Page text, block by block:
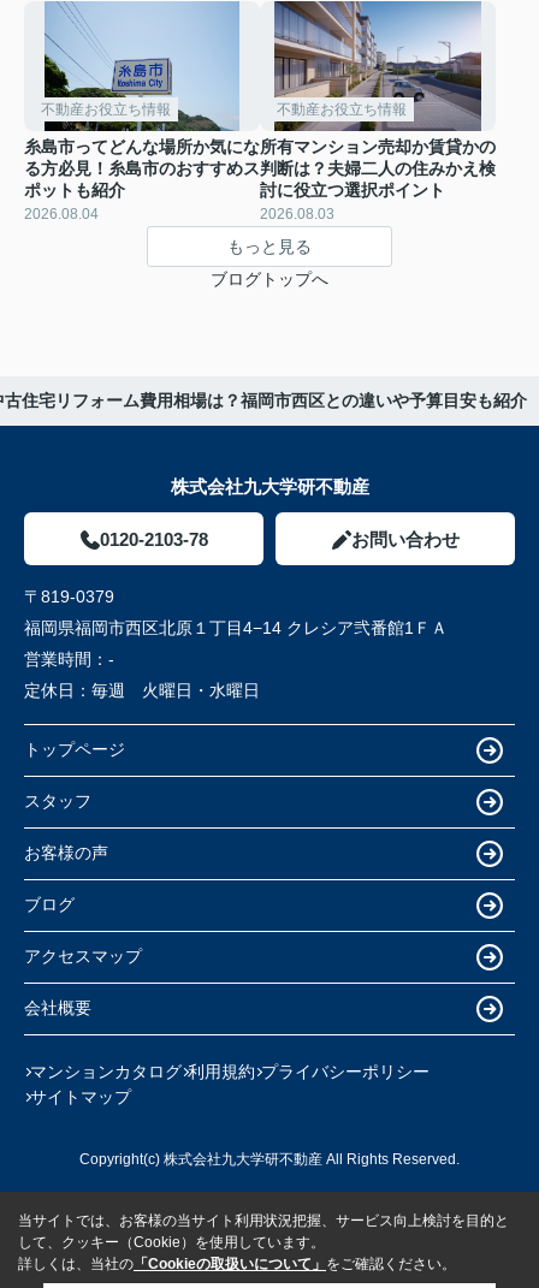
不動産お役立ち情報
糸島市ってどんな場所か気にな
る方必見！糸島市のおすすめス
ポットも紹介
2026.08.04
不動産お役立ち情報
所有マンション売却か賃貸かの
判断は？夫婦二人の住みかえ検
討に役立つ選択ポイント
2026.08.03
もっと見る
ブログトップへ
古住宅リフォーム費用相場は？福岡市西区との違いや予算目安も紹介
株式会社九大学研不動産
0120-2103-78 お問い合わせ
〒819-0379
福岡県福岡市西区北原１丁目4−14 クレシア弐番館1ＦＡ
営業時間： -
定休日： 毎週 火曜日・水曜日
トップページ
スタッフ
お客様の声
ブログ
アクセスマップ
会社概要
マンションカタログ 利用規約 プライバシーポリシー
サイトマップ
Copyright(c) 株式会社九大学研不動産 All Rights Reserved.
当サイトでは、お客様の当サイト利用状況把握、サービス向上検討を目的と
して、クッキー（Cookie）を使用しています。
詳しくは、当社の 「Cookieの取扱いについて」 をご確認ください。